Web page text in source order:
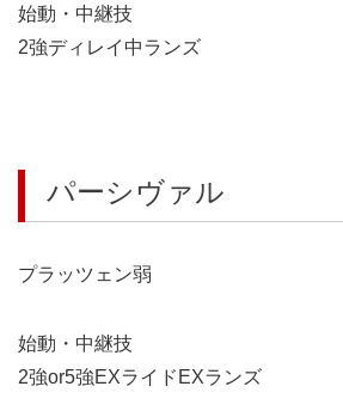
始動・中継技
2強ディレイ中ランズ
パーシヴァル
プラッツェン弱
始動・中継技
2強or5強EXライドEXランズ